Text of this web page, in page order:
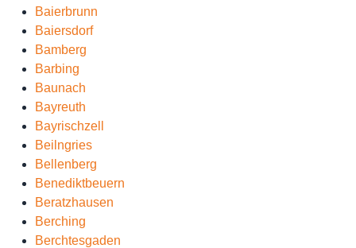
Baierbrunn
Baiersdorf
Bamberg
Barbing
Baunach
Bayreuth
Bayrischzell
Beilngries
Bellenberg
Benediktbeuern
Beratzhausen
Berching
Berchtesgaden